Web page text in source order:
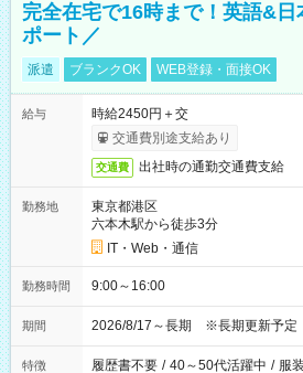
完全在宅で16時まで！英語&
ポート／
派遣 ブランクOK WEB登録・面接OK
給与
時給2450円＋交
交通費別途支給あり
交通費 出社時の通勤交通費支給
勤務地
東京都港区
六本木駅から徒歩3分
IT・Web・通信
勤務時間 9:00～16:00
期間 2026/8/17～長期 ※長期更新予
特徴 履歴書不要 / 40～50代活躍中 / 服